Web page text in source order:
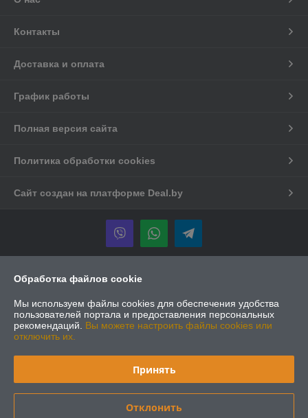
Контакты
Доставка и оплата
График работы
Полная версия сайта
Политика обработки cookies
Сайт создан на платформе Deal.by
Информация для покупателя
Юридическое лицо: ООО "Чистые идеи"
220140, г. Минск, ул. Домбровская, 9, офис 5.2.5.
Регистрационный номер ЕГР: 192767297
Регистрационный орган: Мингорисполком
Дата регистрации компании: 01.02.2017
Обработка файлов cookie
Мы используем файлы cookies для обеспечения удобства
пользователей портала и предоставления персональных
рекомендаций. Вы можете настроить файлы cookies или
отключить их.
Принять
Отклонить